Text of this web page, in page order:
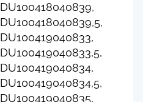
DU100418040839,
DU100418040839,5,
DU100419040833,
DU100419040833,5,
DU100419040834,
DU100419040834,5,
DU100419040835,